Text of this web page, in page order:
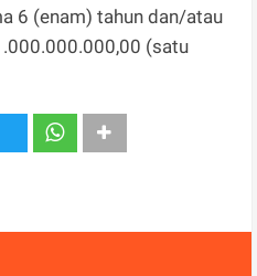
6 (enam) tahun dan/atau
(satu